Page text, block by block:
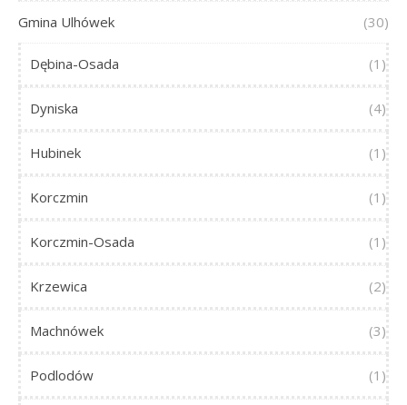
Gmina Ulhówek (30)
Dębina-Osada (1)
Dyniska (4)
Hubinek (1)
Korczmin (1)
Korczmin-Osada (1)
Krzewica (2)
Machnówek (3)
Podlodów (1)